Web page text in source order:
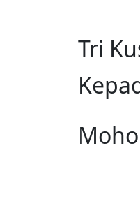
Tri